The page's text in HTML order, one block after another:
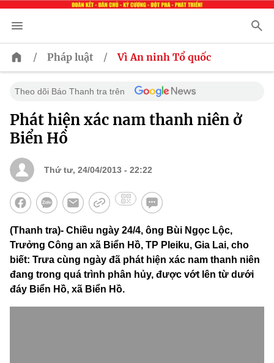
/ Pháp luật / Vì An ninh Tổ quốc
Theo dõi Báo Thanh tra trên
Phát hiện xác nam thanh niên ở
Biển Hồ
Thứ tư, 24/04/2013 - 22:22
(Thanh tra)- Chiều ngày 24/4, ông Bùi Ngọc Lộc,
Trưởng Công an xã Biển Hồ, TP Pleiku, Gia Lai, cho
biết: Trưa cùng ngày đã phát hiện xác nam thanh niên
đang trong quá trình phân hủy, được vớt lên từ dưới
đáy Biển Hồ, xã Biển Hồ.